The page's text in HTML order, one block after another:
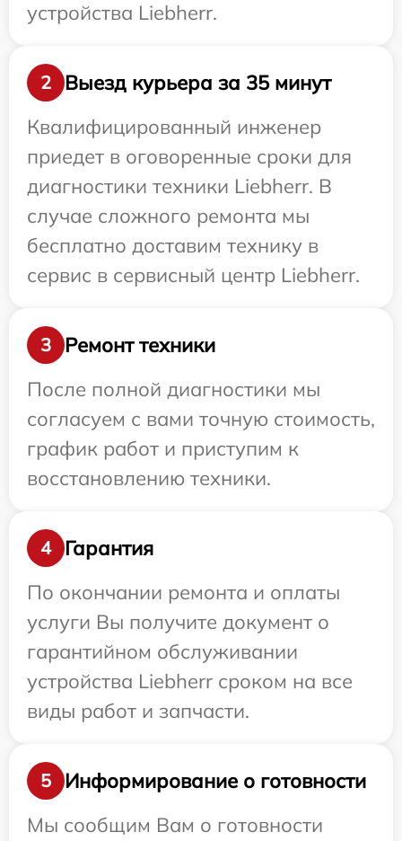
устройства Liebherr.
2
Выезд курьера за 35 минут
Квалифицированный инженер
приедет в оговоренные сроки для
диагностики техники Liebherr. В
случае сложного ремонта мы
бесплатно доставим технику в
сервис в сервисный центр Liebherr.
3
Ремонт техники
После полной диагностики мы
согласуем с вами точную стоимость,
график работ и приступим к
восстановлению техники.
4
Гарантия
По окончании ремонта и оплаты
услуги Вы получите документ о
гарантийном обслуживании
устройства Liebherr сроком на все
виды работ и запчасти.
5
Информирование о готовности
Мы сообщим Вам о готовности